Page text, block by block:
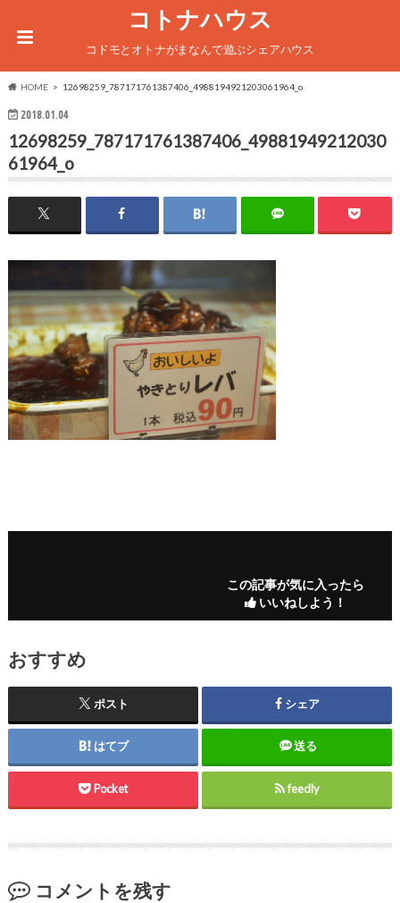
コトナハウス
コドモとオトナがまなんで遊ぶシェアハウス
HOME 12698259_787171761387406_4988194921203061964_o
2018.01.04
12698259_787171761387406_49881949212030
61964_o
この記事が気に入ったら
いいねしよう！
おすすめ
ポスト シェア
はてブ 送る
Pocket feedly
コメントを残す